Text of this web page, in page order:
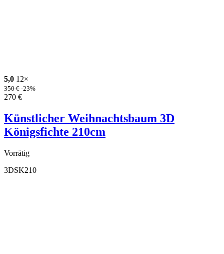
5,0 12×
350€ -23%
270 €
Künstlicher Weihnachtsbaum 3D
Königsfichte 210cm
Vorrätig
3DSK210